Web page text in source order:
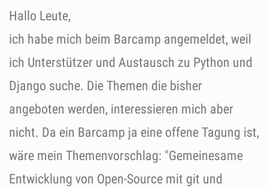
Hallo Leute,
ich habe mich beim Barcamp angemeldet, weil
ich Unterstützer und Austausch zu Python und
Django suche. Die Themen die bisher
angeboten werden, interessieren mich aber
nicht. Da ein Barcamp ja eine offene Tagung ist,
wäre mein Themenvorschlag: "Gemeinesame
Entwicklung von Open-Source mit git und